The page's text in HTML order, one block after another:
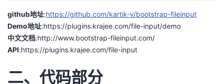
的
课
我
的
我
github地址:https://github.com/kartik-v/bootstrap-fileinput
Demo地址:https://plugins.krajee.com/file-input/demo
中文文档:http://www.bootstrap-fileinput.com/
API:https://plugins.krajee.com/file-input
二、代码部分